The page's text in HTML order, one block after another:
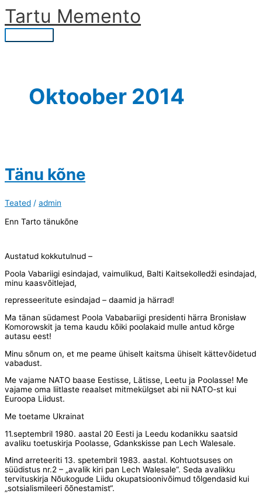
Skip
content
Tartu Memento
Main
Oktoober 2014
Tänu kõne
Teated / admin
Enn Tarto tänukõne
Austatud kokkutulnud –
Poola Vabariigi esindajad, vaimulikud, Balti Kaitsekolledži esindajad,
minu kaasvõitlejad,
represseeritute esindajad – daamid ja härrad!
Ma tänan südamest Poola Vababariigi presidenti härra Bronisław
Komorowskit ja tema kaudu kõiki poolakaid mulle antud kõrge
autasu eest!
Minu sõnum on, et me peame ühiselt kaitsma ühiselt kättevõidetud
vabadust.
Me vajame NATO baase Eestisse, Lätisse, Leetu ja Poolasse! Me
vajame oma liitlaste reaalset mitmekülgset abi nii NATO-st kui
Euroopa Liidust.
Me toetame Ukrainat
11.septembril 1980. aastal 20 Eesti ja Leedu kodanikku saatsid
avaliku toetuskirja Poolasse, Gdankskisse pan Lech Walesale.
Mind arreteeriti 13. spetembril 1983. aastal. Kohtuotsuses on
süüdistus nr.2 – „avalik kiri pan Lech Walesale“. Seda avalikku
tervituskirja Nõukogude Liidu okupatsioonivõimud tõlgendasid kui
„sotsialismileeri õõnestamist“.